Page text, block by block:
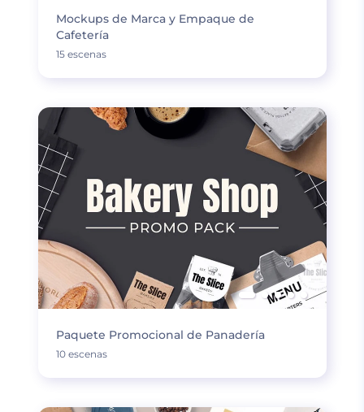
Mockups de Marca y Empaque de
Cafetería
15 escenas
Paquete Promocional de Panadería
10 escenas